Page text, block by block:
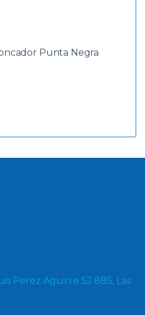
Punta Negra
Perez Aguirre SJ 885, Las